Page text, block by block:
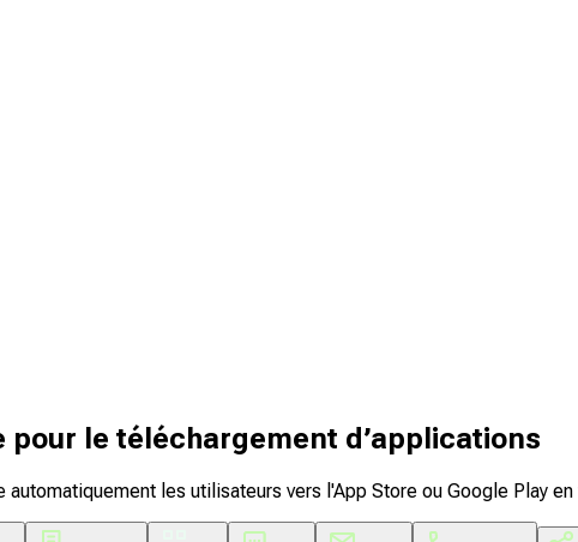
pour le téléchargement d’applications
automatiquement les utilisateurs vers l'App Store ou Google Play